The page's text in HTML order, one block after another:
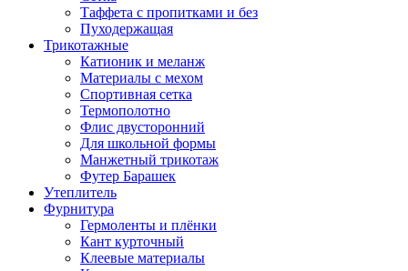
Таффета с пропитками и без
Пуходержащая
Трикотажные
Катионик и меланж
Материалы с мехом
Спортивная сетка
Термополотно
Флис двусторонний
Для школьной формы
Манжетный трикотаж
Футер Барашек
Утеплитель
Фурнитура
Гермоленты и плёнки
Кант курточный
Клеевые материалы